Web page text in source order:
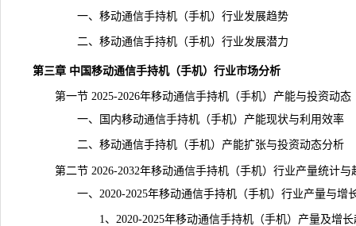
一、移动通信手持机（手机）行业发展趋势
二、移动通信手持机（手机）行业发展潜力
第三章 中国移动通信手持机（手机）行业市场分析
第一节 2025-2026年移动通信手持机（手机） 产能与投资动态
一、国内移动通信手持机（手机）产能现状与利用效率
二、移动通信手持机（手机）产能扩张与投资动态分析
第二节 2026-2032年移动通信手持机（手机）行业产量统计与
一、2020-2025年移动通信手持机（手机）行业产量与增
1、2020-2025年移动通信手持机（手机）产量及增长